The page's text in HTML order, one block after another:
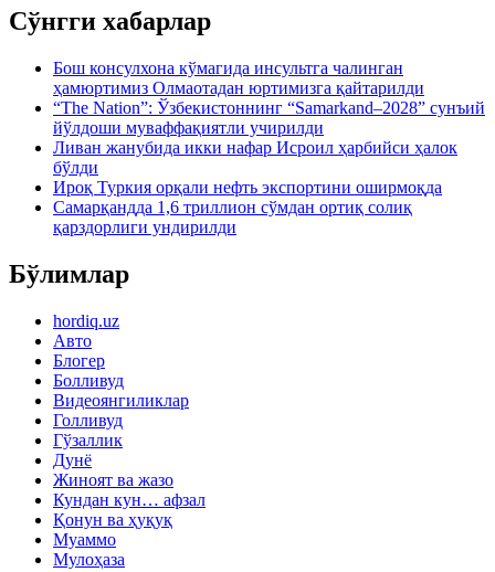
Сўнгги хабарлар
Бош консулхона кўмагида инсультга чалинган
ҳамюртимиз Олмаотадан юртимизга қайтарилди
“The Nation”: Ўзбекистоннинг “Samarkand–2028” сунъий
йўлдоши муваффақиятли учирилди
Ливан жанубида икки нафар Исроил ҳарбийси ҳалок
бўлди
Ироқ Туркия орқали нефть экспортини оширмоқда
Самарқандда 1,6 триллион сўмдан ортиқ солиқ
қарздорлиги ундирилди
Бўлимлар
hordiq.uz
Авто
Блогер
Болливуд
Видеоянгиликлар
Голливуд
Гўзаллик
Дунё
Жиноят ва жазо
Кундан кун… афзал
Қонун ва ҳуқуқ
Муаммо
Мулоҳаза